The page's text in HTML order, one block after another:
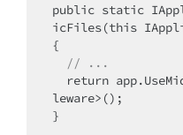
public static
icFiles(this
{
// ...
leware>();
}